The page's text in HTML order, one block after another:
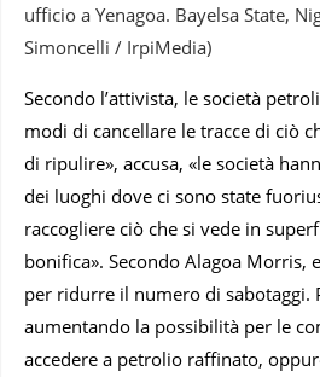
ufficio a Yenagoa. Bayelsa State,
Simoncelli / IrpiMedia)
Secondo l’attivista, le società
modi di cancellare le tracce di ciò
di ripulire», accusa, «le società
dei luoghi dove ci sono state
raccogliere ciò che si vede in
bonifica». Secondo Alagoa Morris,
per ridurre il numero di sabotaggi.
aumentando la possibilità per le
accedere a petrolio raffinato,